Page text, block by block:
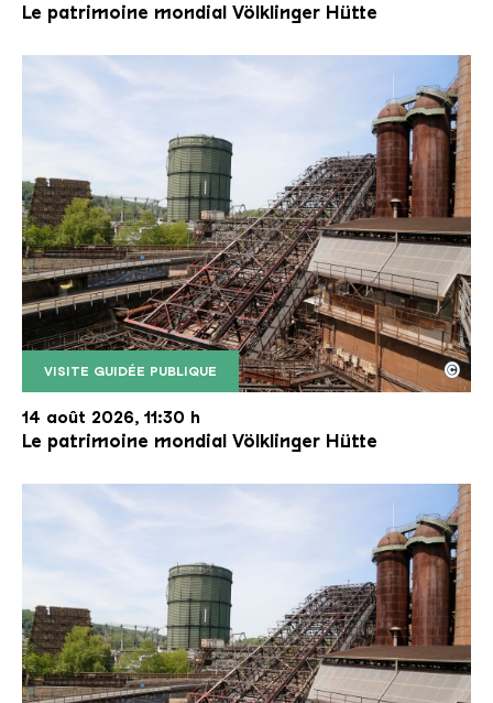
Le patrimoine mondial Völklinger Hütte
VISITE GUIDÉE PUBLIQUE
Le monte-charge incliné de la Völklinger Hütte
Copyright: Weltkulturerbe Völklinger Hütte | Karl
©
14 août 2026, 11:30 h
Le patrimoine mondial Völklinger Hütte